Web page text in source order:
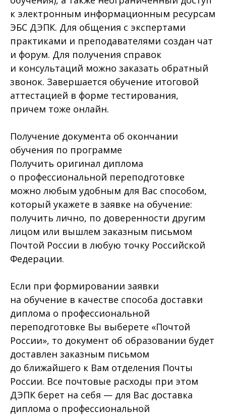
к электронным информационным ресурсам
ЭБС ДЭПК. Для общения с экспертами
практиками и преподавателями создан чат
и форум. Для получения справок
и консультаций можно заказать обратный
звонок. Завершается обучение итоговой
аттестацией в форме тестирования,
причем тоже онлайн.
Получение документа об окончании
обучения по программе
Получить оригинал диплома
о профессиональной переподготовке
можно любым удобным для Вас способом,
который укажете в заявке на обучение:
получить лично, по доверенности другим
лицом или вышлем заказным письмом
Почтой России в любую точку Российской
Федерации.
Если при формировании заявки
на обучение в качестве способа доставки
диплома о профессиональной
переподготовке Вы выберете «Почтой
России», то документ об образовании будет
доставлен заказным письмом
до ближайшего к Вам отделения Почты
России. Все почтовые расходы при этом
ДЭПК берет на себя — для Вас доставка
диплома о профессиональной